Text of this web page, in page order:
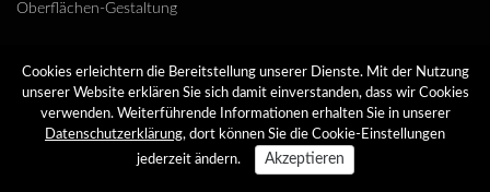
Oberflächen-Gestaltung
Newsletter
Facebook
saras-galerie.de
© 2026 ARA KUNST Bildgießerei in Altrandsberg
Cookies erleichtern die Bereitstellung unserer Dienste. Mit der Nutzung
unserer Website erklären Sie sich damit einverstanden, dass wir Cookies
verwenden. Weiterführende Informationen erhalten Sie in unserer
Datenschutzerklärung, dort können Sie die Cookie-Einstellungen
jederzeit ändern.
Akzeptieren